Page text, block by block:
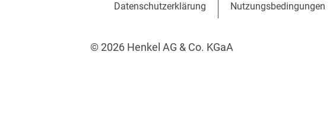
Datenschutzerklärung Nutzungsbedingungen
© 2026 Henkel AG & Co. KGaA